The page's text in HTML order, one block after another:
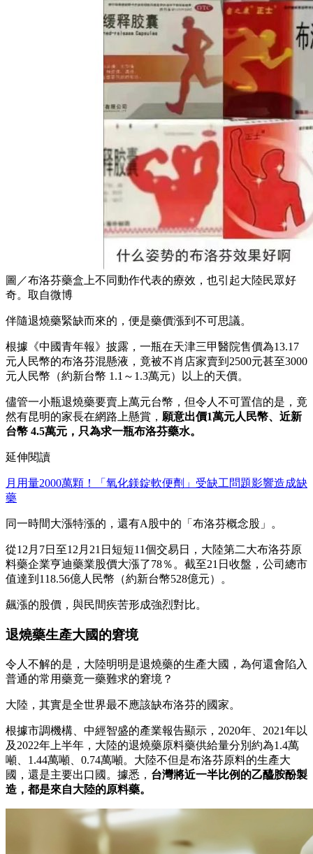
圖／布洛芬藥盒上不同動作代表的療效，也引起大陸民眾好
奇。取自微博
伴隨退燒藥緊缺而來的，便是藥價漲到不可思議。
根據《中國青年報》披露，一瓶在天津三甲醫院售價為13.17
元人民幣的布洛芬混懸液，竟被不肖店家賣到2500元甚至3000
元人民幣（約新台幣 1.1～1.3萬元）以上的天價。
儘管一小瓶退燒藥要賣上萬元台幣，但令人不可置信的是，竟
然有昆明的家長在網路上懸賞， 願意出價1萬元人民幣、近新
台幣 4.5萬元，只為求一瓶布洛芬藥水。
延伸閱讀
月用量2000萬顆！「氧化鎂錠軟便劑」受缺工問題影響造成缺
藥
同一時間大漲特漲的，還有A股中的「布洛芬概念股」。
從12月7日至12月21日短短11個交易日，大陸第二大布洛芬原
料藥企業亨迪藥業股價大漲了78％。截至21日收盤，公司總市
值達到118.56億人民幣（約新台幣528億元）。
飆漲的股價，與民間疾苦形成強烈對比。
退燒藥生產大國的窘境
令人不解的是，大陸明明是退燒藥的生產大國，為何還會陷入
普通的常用藥竟一藥難求的窘境？
大陸，其實是全世界最不應該缺布洛芬的國家。
根據市調機構、中經智盛的產業報告顯示，2020年、2021年以
及2022年上半年，大陸的退燒藥原料藥供給量分別約為1.4萬
噸、1.44萬噸、0.74萬噸。大陸不但是布洛芬原料的生產大
國，還是主要出口國。據悉， 台灣將近一半比例的乙醯胺酚製
造，都是來自大陸的原料藥。